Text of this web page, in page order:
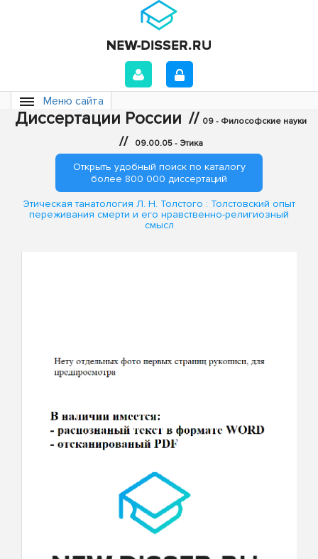
Меню сайта
Диссертации России // 09 - Философские науки
// 09.00.05 - Этика
Открыть удобный поиск по каталогу
более 800 000 диссертаций
Этическая танатология Л. Н. Толстого : Толстовский опыт
переживания смерти и его нравственно-религиозный
смысл